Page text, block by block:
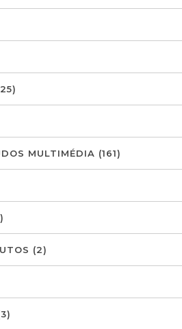
MULTIMÉDIA (161)
(2)